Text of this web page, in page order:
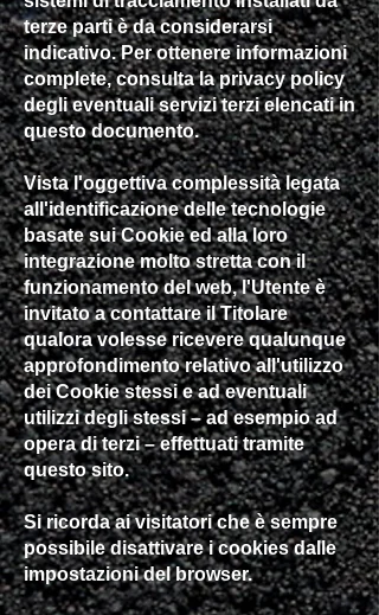
terze parti è da considerarsi
indicativo. Per ottenere informazioni
complete, consulta la privacy policy
degli eventuali servizi terzi elencati in
questo documento.
Vista l'oggettiva complessità legata
all'identificazione delle tecnologie
basate sui Cookie ed alla loro
integrazione molto stretta con il
funzionamento del web, l'Utente è
invitato a contattare il Titolare
qualora volesse ricevere qualunque
approfondimento relativo all'utilizzo
dei Cookie stessi e ad eventuali
utilizzi degli stessi – ad esempio ad
opera di terzi – effettuati tramite
questo sito.
Si ricorda ai visitatori che è sempre
possibile disattivare i cookies dalle
impostazioni del browser.